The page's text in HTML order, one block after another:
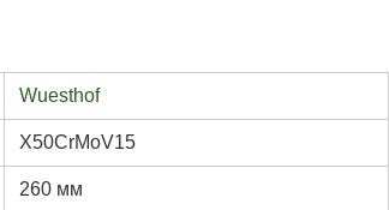
Wuesthof
X50CrMoV15
260 мм